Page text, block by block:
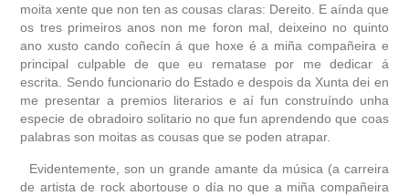
moita xente que non ten as cousas claras: Dereito. E aínda que
os tres primeiros anos non me foron mal, deixeino no quinto
ano xusto cando coñecín á que hoxe é a miña compañeira e
principal culpable de que eu rematase por me dedicar á
escrita. Sendo funcionario do Estado e despois da Xunta dei en
me presentar a premios literarios e aí fun construíndo unha
especie de obradoiro solitario no que fun aprendendo que coas
palabras son moitas as cousas que se poden atrapar.
Evidentemente, son un grande amante da música (a carreira
de artista de rock abortouse o día no que a miña compañeira